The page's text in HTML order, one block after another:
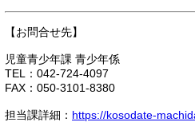
【お問合せ先】
児童青少年課 青少年係
TEL：042-724-4097
FAX：050-3101-8380
担当課詳細： https://kosodate-